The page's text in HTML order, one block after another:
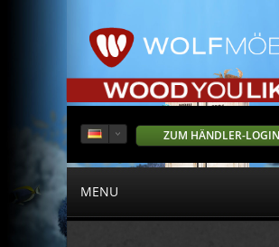
ZUM HÄNDLER-LOGIN
MENU